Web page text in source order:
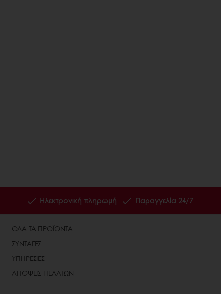
Ηλεκτρονική πληρωμή Παραγγελία 24/7
ΟΛΑ ΤΑ ΠΡΟΪΟΝΤΑ
ΣΥΝΤΑΓΕΣ
ΥΠΗΡΕΣΙΕΣ
ΑΠΟΨΕΙΣ ΠΕΛΑΤΩΝ